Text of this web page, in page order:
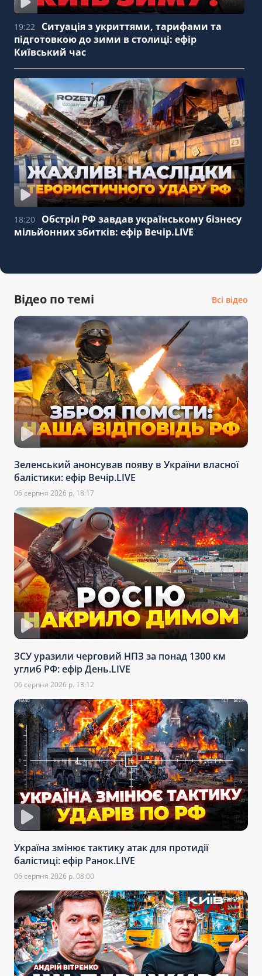
19:22
Ситуація з укриттями, тарифами та
підготовкою до зими в столиці: ефір
Київський час
18:20
Обстріл РФ завдав українському бізнесу
мільйонних збитків: ефір Вечір.LIVE
Відео по темі Всі відео
Зеленський анонсував появу в України власної
балістики: ефір Вечір.LIVE
06 серпня 2026 р. 18:17
ЗСУ уразили черговий НПЗ за понад 1300 км
углиб РФ: ефір День.LIVE
06 серпня 2026 р. 13:12
Україна змінює тактику атак для протидії
балістиці: ефір Ранок.LIVE
06 серпня 2026 р. 08:00